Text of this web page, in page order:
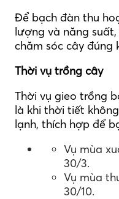
Để bạch đàn thu
lượng và năng
chăm sóc cây đúng
Thời vụ trồng cây
Thời vụ gieo trồng
là khi thời tiết
lạnh, thích hợp để
Vụ mùa
30/3.
Vụ mùa
30/10.